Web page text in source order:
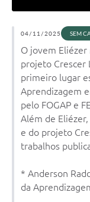
04/11/2025 SEM
O jovem
projeto Crescer
primeiro lugar
Aprendizagem
pelo FOGAP e
Além de
e do projeto
trabalhos
* Anderson
da